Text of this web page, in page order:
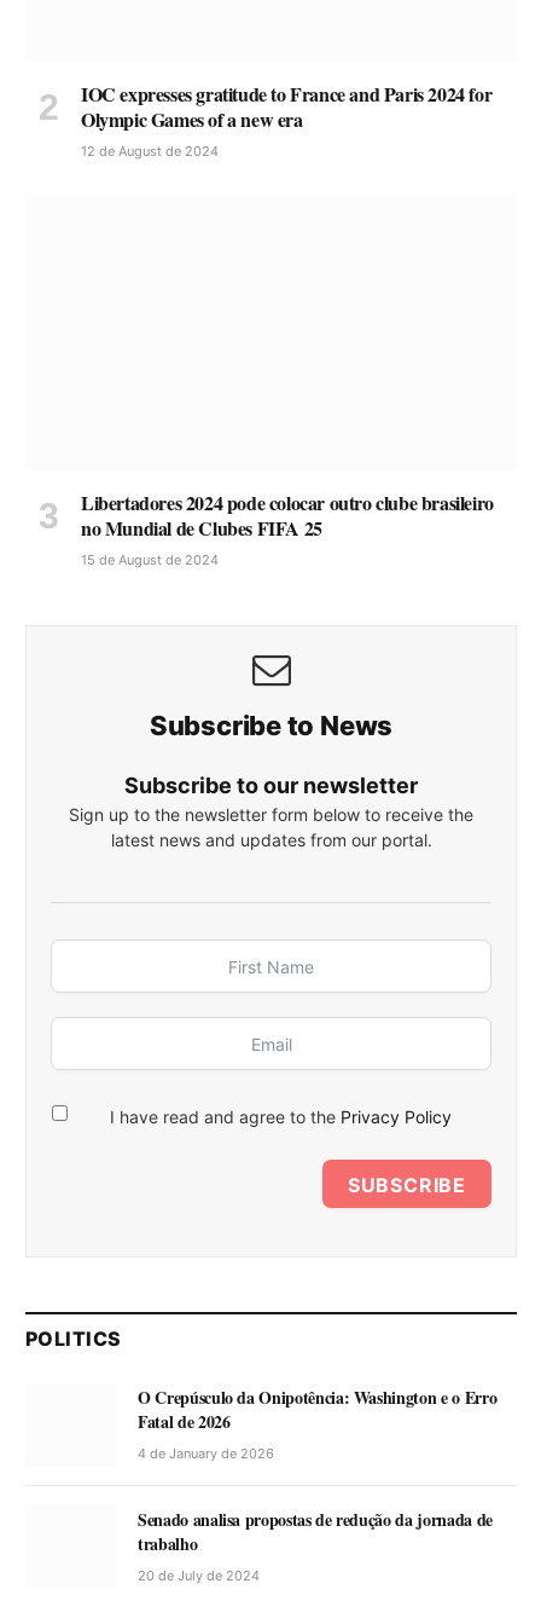
IOC expresses gratitude to France and Paris 2024 for
Olympic Games of a new era
12 de August de 2024
Libertadores 2024 pode colocar outro clube brasileiro
no Mundial de Clubes FIFA 25
15 de August de 2024
Subscribe to News
Subscribe to our newsletter
Sign up to the newsletter form below to receive the
latest news and updates from our portal.
I have read and agree to the Privacy Policy
SUBSCRIBE
POLITICS
O Crepúsculo da Onipotência: Washington e o Erro
Fatal de 2026
4 de January de 2026
Senado analisa propostas de redução da jornada de
trabalho
20 de July de 2024